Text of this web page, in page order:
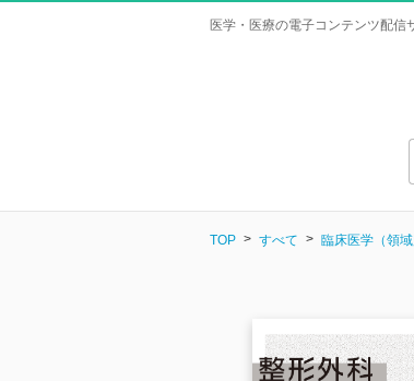
医学・医療の電子コンテンツ配信
TOP すべて 臨床医学（領域